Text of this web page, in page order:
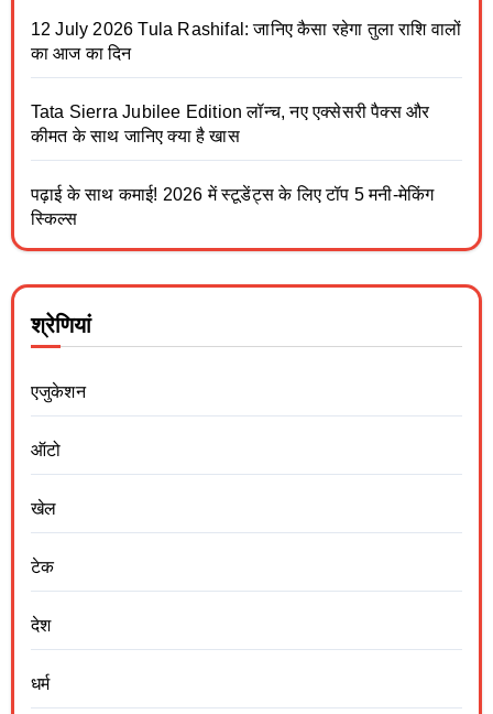
12 July 2026 Tula Rashifal: जानिए कैसा रहेगा तुला राशि वालों
का आज का दिन
Tata Sierra Jubilee Edition लॉन्च, नए एक्सेसरी पैक्स और
कीमत के साथ जानिए क्या है खास
पढ़ाई के साथ कमाई! 2026 में स्टूडेंट्स के लिए टॉप 5 मनी-मेकिंग
स्किल्स
श्रेणियां
एजुकेशन
ऑटो
खेल
टेक
देश
धर्म